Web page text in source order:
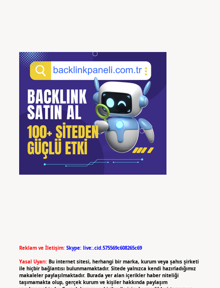
Reklam ve İletişim: Skype: live:.cid.575569c608265c69
Yasal Uyarı: Bu internet sitesi, herhangi bir marka, kurum veya şahıs şirketi
ile hiçbir bağlantısı bulunmamaktadır. Sitede yalnızca kendi hazırladığımız
makaleler paylaşılmaktadır. Burada yer alan içerikler haber niteliği
taşımamakta olup, gerçek kurum ve kişiler hakkında paylaşım